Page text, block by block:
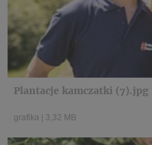
Plantacje kamczatki (7).jpg
grafika | 3,32 MB